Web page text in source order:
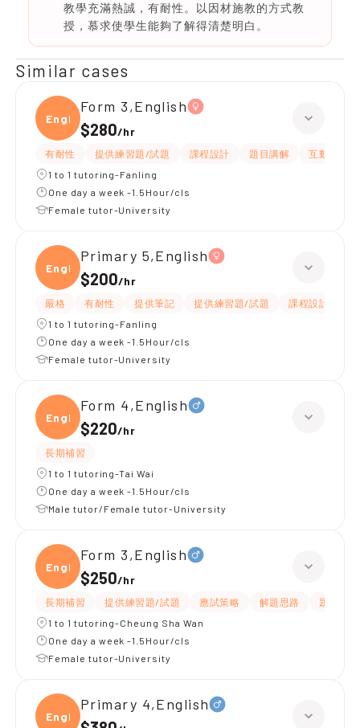
教學充滿熱誠，有耐性。以因材施教的方式教
授，慕求使學生能夠了解得清楚明白。
Similar cases
Engli
Form 3,English
$280/hr
有耐性 提供練習題/試題 課程設計 題目講解
互動教學
1 to 1 tutoring-Fanling
One day a week -1.5Hour/cls
Female tutor-University
Engli
Primary 5,English
$200/hr
嚴格 有耐性 提供筆記 提供練習題/試題 課程設計
1 to 1 tutoring-Fanling
One day a week -1.5Hour/cls
Female tutor-University
Engli
Form 4,English
$220/hr
長期補習
1 to 1 tutoring-Tai Wai
One day a week -1.5Hour/cls
Male tutor/Female tutor-University
Engli
Form 3,English
$250/hr
長期補習 提供練習題/試題 應試策略 解題思路
題目講解
1 to 1 tutoring-Cheung Sha Wan
One day a week -1.5Hour/cls
Female tutor-University
Engli
Primary 4,English